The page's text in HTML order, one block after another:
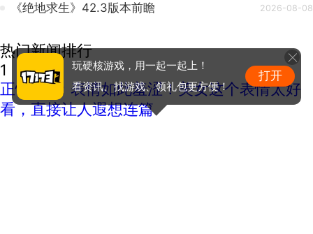
《绝地求生》42.3版本前瞻 2026-08-08
热门新闻排行
1
正惊GIF：表情如此羞涩！美女这个表情太好
看，直接让人遐想连篇
玩硬核游戏，用一起一起上！
看资讯、找游戏、领礼包更方便！
打开